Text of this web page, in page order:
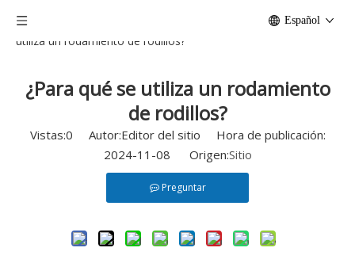
Español
¿Para qué se
utiliza un rodamiento de rodillos?
¿Para qué se utiliza un rodamiento
de rodillos?
Vistas:0 Autor:Editor del sitio Hora de publicación:
2024-11-08 Origen:Sitio
Preguntar